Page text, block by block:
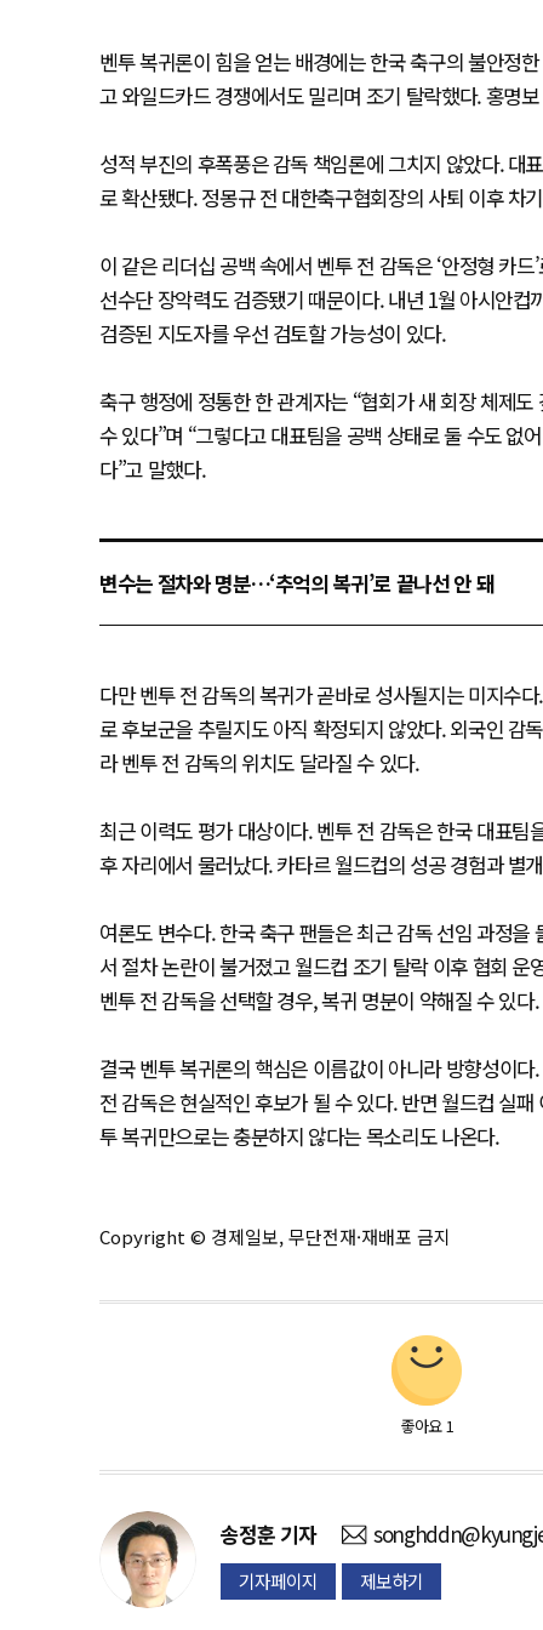
벤투 복귀론이 힘을 얻는 배경에는 한국 축구의 불안정
고 와일드카드 경쟁에서도 밀리며 조기 탈락했다. 홍명
성적 부진의 후폭풍은 감독 책임론에 그치지 않았다. 대
로 확산됐다. 정몽규 전 대한축구협회장의 사퇴 이후 차
이 같은 리더십 공백 속에서 벤투 전 감독은 ‘안정형 카
선수단 장악력도 검증됐기 때문이다. 내년 1월 아시안
검증된 지도자를 우선 검토할 가능성이 있다.
축구 행정에 정통한 한 관계자는 “협회가 새 회장 체제
수 있다”며 “그렇다고 대표팀을 공백 상태로 둘 수도 없
다”고 말했다.
변수는 절차와 명분…‘추억의 복귀’로 끝나선 안 돼
다만 벤투 전 감독의 복귀가 곧바로 성사될지는 미지수
로 후보군을 추릴지도 아직 확정되지 않았다. 외국인 감
라 벤투 전 감독의 위치도 달라질 수 있다.
최근 이력도 평가 대상이다. 벤투 전 감독은 한국 대표
후 자리에서 물러났다. 카타르 월드컵의 성공 경험과 별
여론도 변수다. 한국 축구 팬들은 최근 감독 선임 과정
서 절차 논란이 불거졌고 월드컵 조기 탈락 이후 협회
벤투 전 감독을 선택할 경우, 복귀 명분이 약해질 수 있다.
결국 벤투 복귀론의 핵심은 이름값이 아니라 방향성이
전 감독은 현실적인 후보가 될 수 있다. 반면 월드컵 실
투 복귀만으로는 충분하지 않다는 목소리도 나온다.
Copyright © 경제일보, 무단전재·재배포 금지
좋아요 1
송정훈 기자
기자페이지 제보하기